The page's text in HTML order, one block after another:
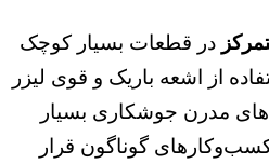
در قطعات بسیار کوچک
از اشعه باریک و قوی لیزر
های مدرن جوشکاری بسیار
گوناگون قرار